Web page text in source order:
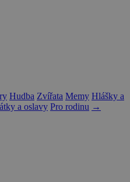
Hudba Zvířata Memy Hlášky a
a oslavy Pro rodinu →